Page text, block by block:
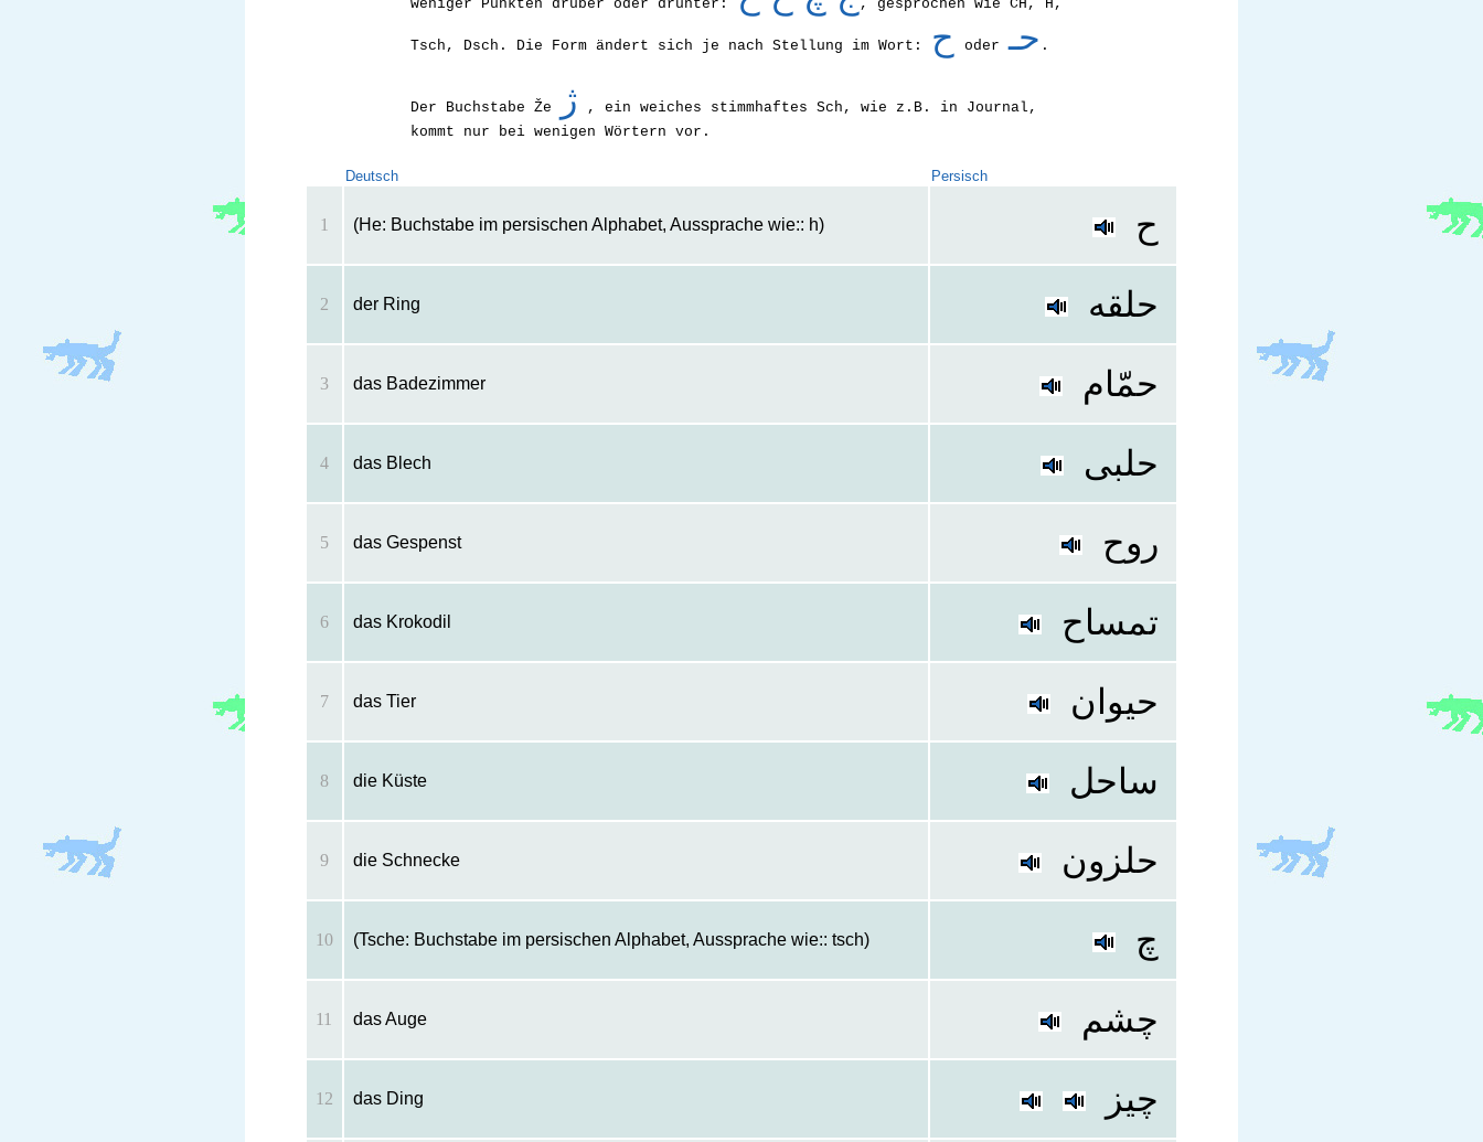
weniger Punkten drüber oder drunter: , gesprochen wie CH, H,
Tsch, Dsch. Die Form ändert sich je nach Stellung im Wort: oderحـ .
Der Buchstabe Že
, ein weiches stimmhaftes Sch, wie z.B. in Journal,
kommt nur bei wenigen Wörtern vor.
Deutsch Persisch
1 (He: Buchstabe im persischen Alphabet, Aussprache wie:: h) ح
2 der Ring حلقه
3 das Badezimmer حمّام
4 das Blech حلبی
5 das Gespenst روح
6 das Krokodil تمساح
7 das Tier حیوان
8 die Küste ساحل
9 die Schnecke حلزون
10 (Tsche: Buchstabe im persischen Alphabet, Aussprache wie:: tsch) چ
11 das Auge چشم
12 das Ding چیز